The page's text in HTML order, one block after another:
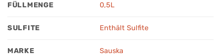
FÜLLMENGE 0,5L
SULFITE Enthält Sulfite
MARKE Sauska